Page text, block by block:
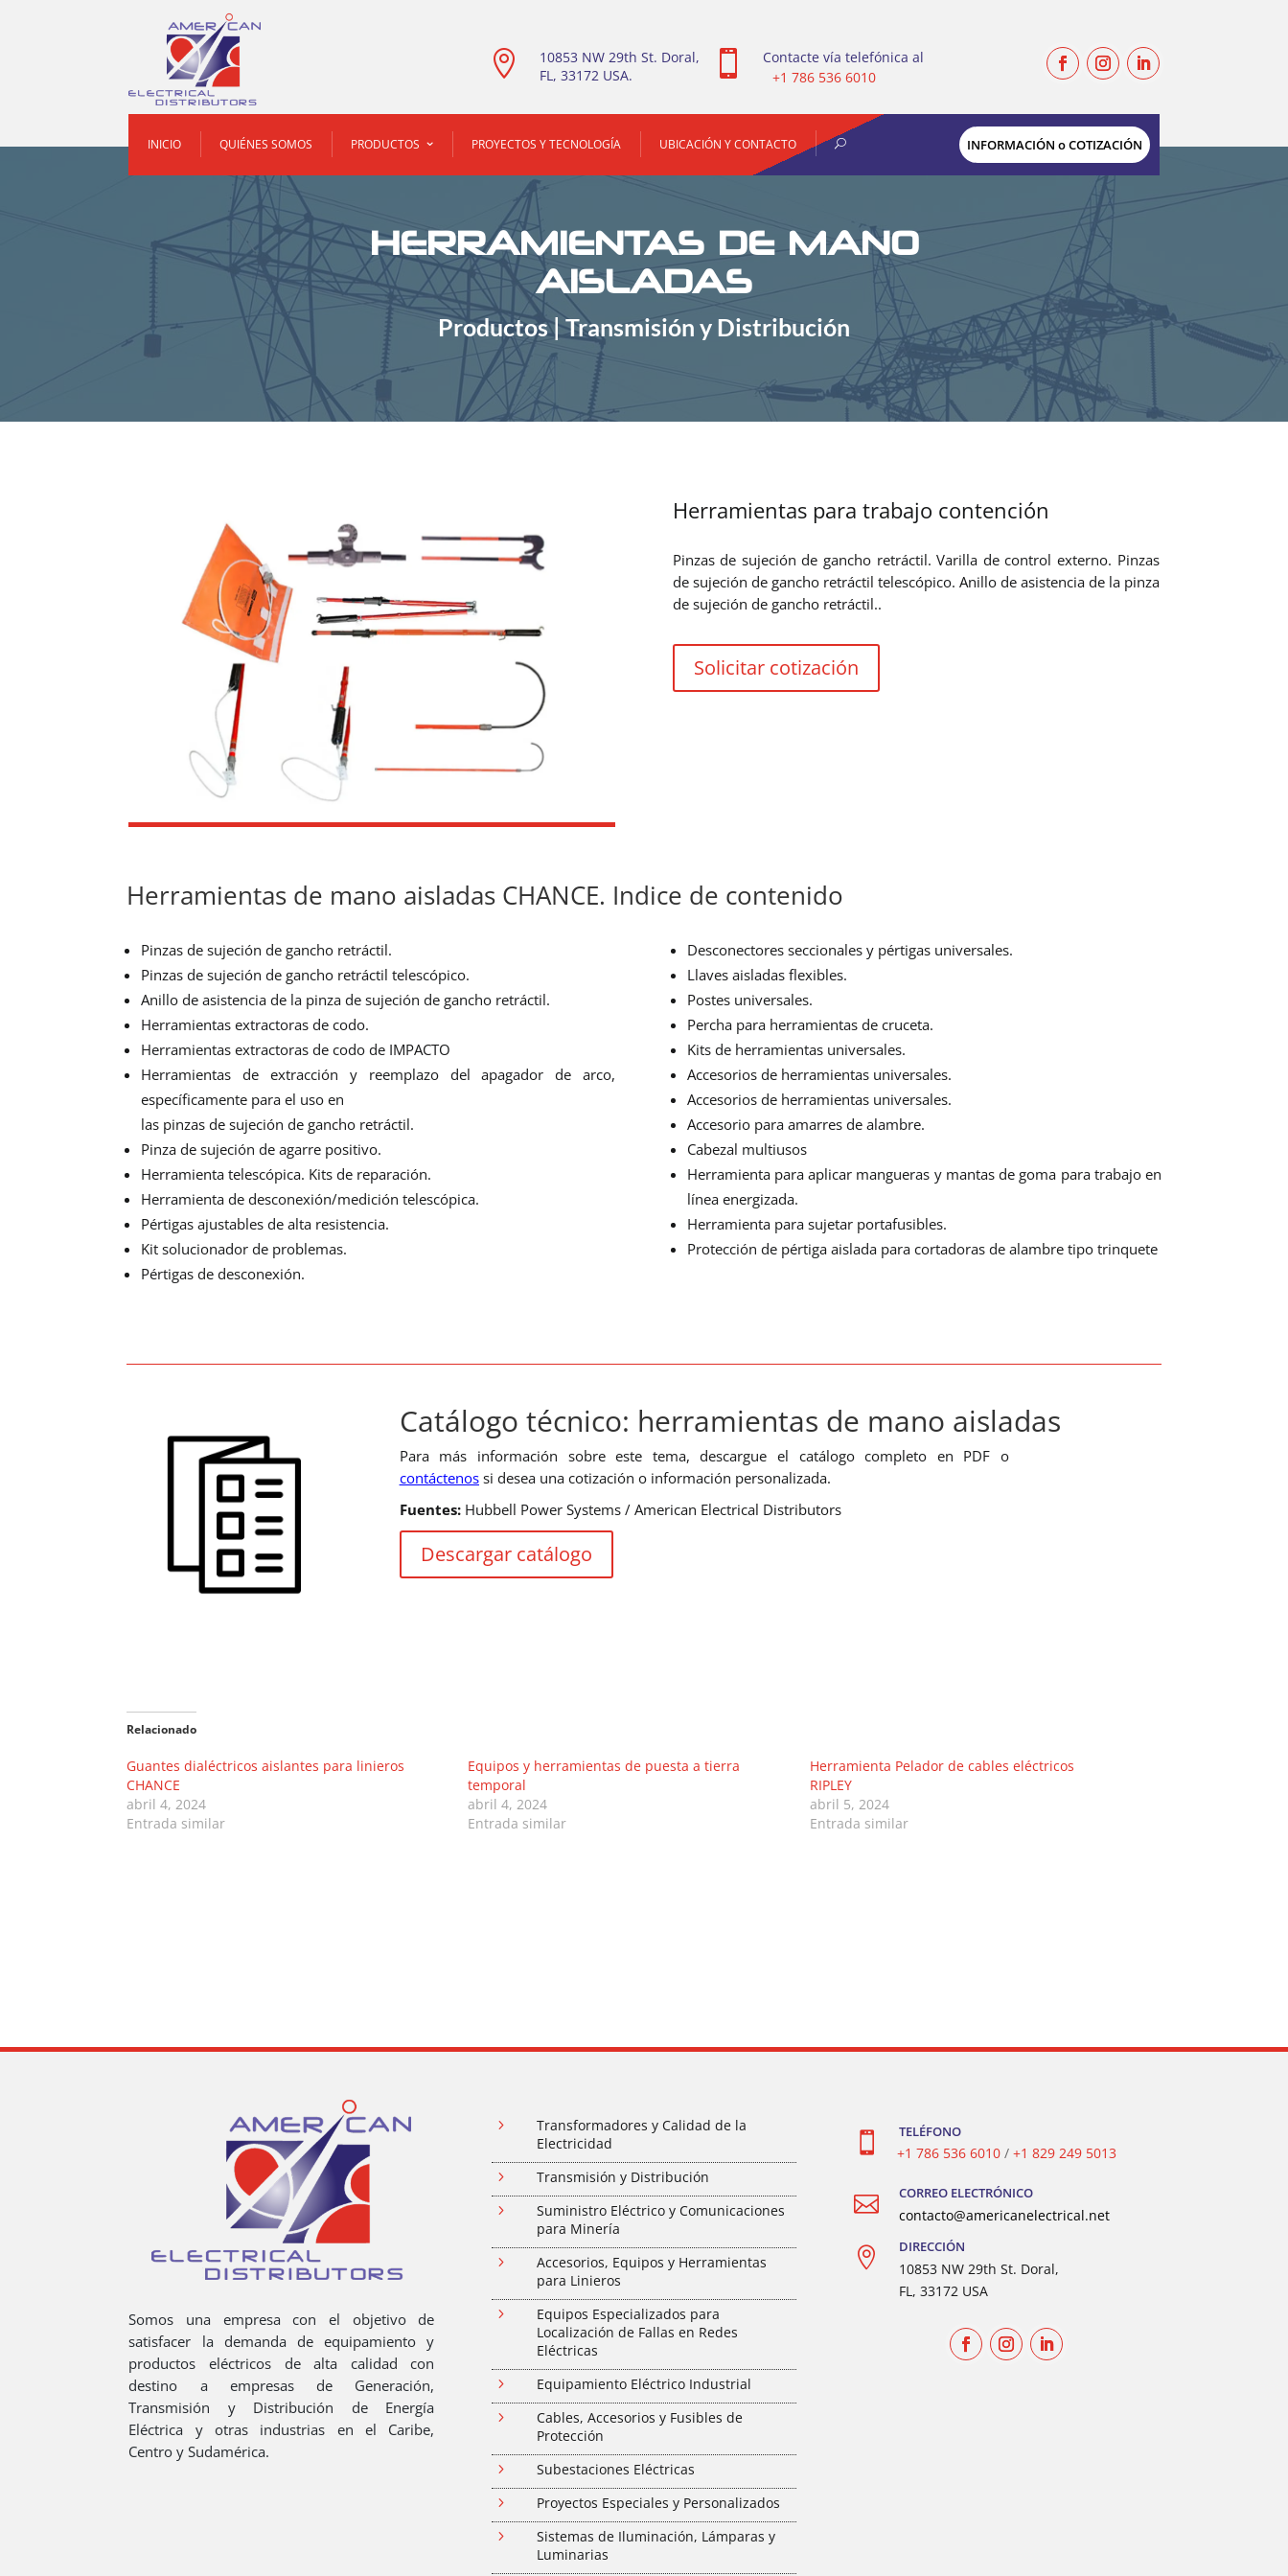

10853 NW 29th St. Doral,
FL, 33172 USA.

Contacte vía telefónica al
+1 786 536 6010
INICIO QUIÉNES SOMOS PRODUCTOS PROYECTOS Y TECNOLOGÍA UBICACIÓN Y CONTACTO INFORMACIÓN o COTIZACIÓN
HERRAMIENTAS DE MANO
AISLADAS
Productos | Transmisión y Distribución
Herramientas para trabajo contención
Pinzas de sujeción de gancho retráctil. Varilla de control externo. Pinzas
de sujeción de gancho retráctil telescópico. Anillo de asistencia de la pinza
de sujeción de gancho retráctil..
Solicitar cotización
Herramientas de mano aisladas CHANCE. Indice de contenido
Pinzas de sujeción de gancho retráctil.
Pinzas de sujeción de gancho retráctil telescópico.
Anillo de asistencia de la pinza de sujeción de gancho retráctil.
Herramientas extractoras de codo.
Herramientas extractoras de codo de IMPACTO
Herramientas de extracción y reemplazo del apagador de arco,
específicamente para el uso en
las pinzas de sujeción de gancho retráctil.
Pinza de sujeción de agarre positivo.
Herramienta telescópica. Kits de reparación.
Herramienta de desconexión/medición telescópica.
Pértigas ajustables de alta resistencia.
Kit solucionador de problemas.
Pértigas de desconexión.
Desconectores seccionales y pértigas universales.
Llaves aisladas flexibles.
Postes universales.
Percha para herramientas de cruceta.
Kits de herramientas universales.
Accesorios de herramientas universales.
Accesorios de herramientas universales.
Accesorio para amarres de alambre.
Cabezal multiusos
Herramienta para aplicar mangueras y mantas de goma para trabajo en
línea energizada.
Herramienta para sujetar portafusibles.
Protección de pértiga aislada para cortadoras de alambre tipo trinquete
Catálogo técnico: herramientas de mano aisladas
Para más información sobre este tema, descargue el catálogo completo en PDF o
contáctenos si desea una cotización o información personalizada.
Fuentes: Hubbell Power Systems / American Electrical Distributors
Descargar catálogo
Relacionado
Guantes dialéctricos aislantes para linieros
CHANCE
abril 4, 2024
Entrada similar
Equipos y herramientas de puesta a tierra
temporal
abril 4, 2024
Entrada similar
Herramienta Pelador de cables eléctricos
RIPLEY
abril 5, 2024
Entrada similar
Somos una empresa con el objetivo de
satisfacer la demanda de equipamiento y
productos eléctricos de alta calidad con
destino a empresas de Generación,
Transmisión y Distribución de Energía
Eléctrica y otras industrias en el Caribe,
Centro y Sudamérica.
5
Transformadores y Calidad de la
Electricidad
5 Transmisión y Distribución
5
Suministro Eléctrico y Comunicaciones
para Minería
5
Accesorios, Equipos y Herramientas
para Linieros
5
Equipos Especializados para
Localización de Fallas en Redes
Eléctricas
5 Equipamiento Eléctrico Industrial
5
Cables, Accesorios y Fusibles de
Protección
5 Subestaciones Eléctricas
5 Proyectos Especiales y Personalizados
5
Sistemas de Iluminación, Lámparas y
Luminarias
 TELÉFONO
+1 786 536 6010/ +1 829 249 5013
 CORREO ELECTRÓNICO
contacto@americanelectrical.net
 DIRECCIÓN
10853 NW 29th St. Doral,
FL, 33172 USA